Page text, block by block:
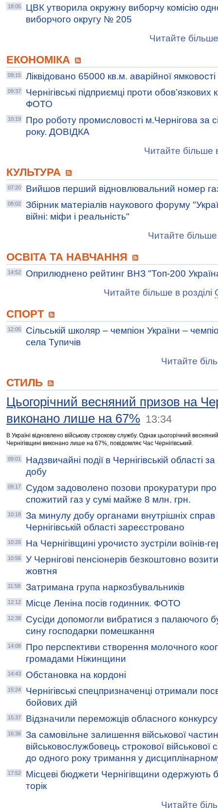
18:05
ЦВК утворила окружну виборчу комісію
виборчого округу № 205
Читайте
ЕКОНОМІКА
09:15 Ліквідовано 65000 кв.м. аварійної ямковості
09:37
Чернігівські підприємці проти обов’язкових
ФОТО
10:19
Про роботу промисловості м.Чернігова за
року. ДОВІДКА
Читайте більше
КУЛЬТУРА
07:20 Вийшов перший відновлювальний номер
08:02
Збірник матеріалів наукового форуму
війні: міфи і реальність"
Читайте більше
ОСВІТА ТА НАВЧАННЯ
14:52
Оприлюднено рейтинг ВНЗ "Топ-200
Читайте більше в розділі
СПОРТ
12:05
Сільській школяр – чемпіон України –
села Тупичів
Читайте
СТИЛЬ
Цьогорічний весняний призов на
виконано лише на 67% 13:34
В Україні відновлено військову строкову службу. Однак цьогорічний
Чернігівщині виконано лише на 67%, повідомляє Час Чернігівський.
09:01
Надзвичайні події в Чернігівській області
добу
09:17
Судом задоволено позови прокуратури про
спожитий газ у сумі майже 8 млн. грн.
10:18
За минулу добу органами внутрішніх
Чернігівській області зареєстровано
10:26 На Чернігівщині урочисто зустріли воїнів-
10:56
У Чернігові пенсіонерів безкоштовно
жовтня
11:58 Затримана група наркозбувальників
12:12 Місце Леніна посів годинник. ФОТО
12:38
Сусіди допомогли вибратися з палаючого
сину господарки помешкання
14:08
Про перспективи створення молочного
громадами Ніжинщини
14:43 Обстановка на кордоні
15:24
Чернігівські спецпризначенці отримали
бойових дій
15:37 Відзначили переможців обласного
16:36
За самовільне залишення військової
військовослужбовець строкової
до одного року тримання у
17:52
Місцеві бюджети Чернігівщини одержують
торік
Читайте